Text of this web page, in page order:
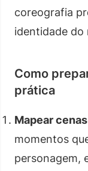
coreografia
identidade do
Como
prática
Mapear
momentos
personagem,